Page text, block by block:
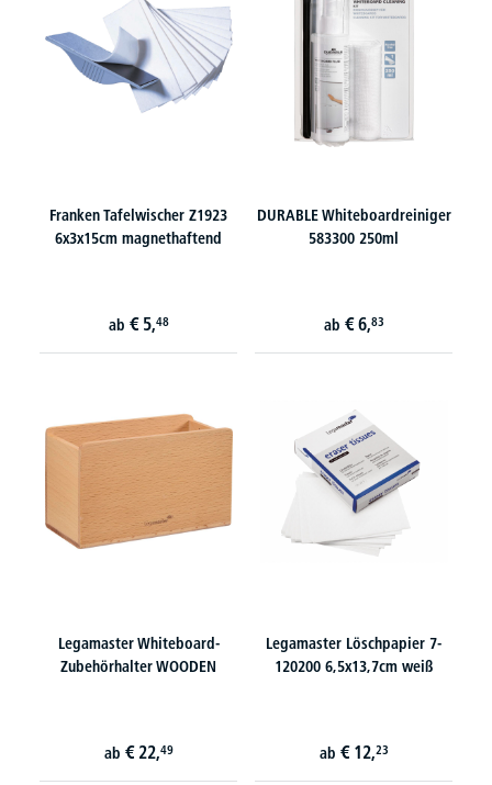
Franken Tafelwischer Z1923
6x3x15cm magnethaftend
ab € 5,48
DURABLE Whiteboardreiniger
583300 250ml
ab € 6,83
Legamaster Whiteboard-
Zubehörhalter WOODEN
ab € 22,49
Legamaster Löschpapier 7-
120200 6,5x13,7cm weiß
ab € 12,23